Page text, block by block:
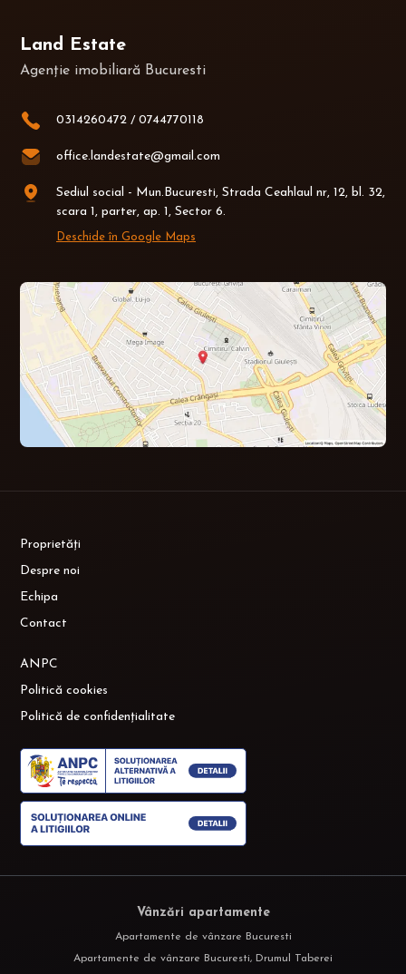
Land Estate
Agenție imobiliară Bucuresti
0314260472 / 0744770118
office.landestate@gmail.com
Sediul social - Mun.Bucuresti, Strada Ceahlaul nr, 12, bl. 32,
scara 1, parter, ap. 1, Sector 6.
Deschide în Google Maps
Proprietăți
Despre noi
Echipa
Contact
ANPC
Politică cookies
Politică de confidențialitate
Vânzări apartamente
Apartamente de vânzare Bucuresti
Apartamente de vânzare Bucuresti, Drumul Taberei